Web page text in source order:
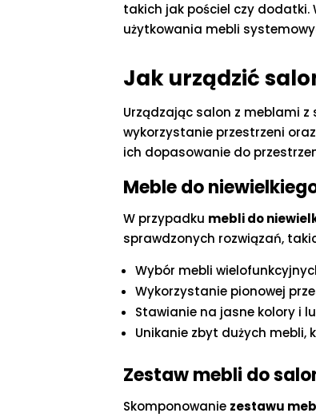
takich jak pościel czy dodatki.
użytkowania mebli
Jak urządzić
Urządzając salon z meblami
wykorzystanie przestrzeni
ich dopasowanie do
Meble do
W przypadku mebli do
sprawdzonych rozwiązań,
Wybór mebli
Wykorzystanie pionowej
Stawianie na jasne kolory i
Unikanie zbyt dużych mebli,
Zestaw mebli do
Skomponowanie zestawu